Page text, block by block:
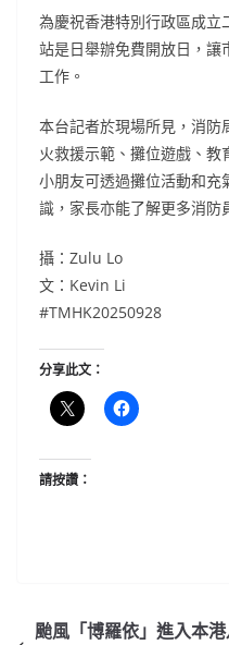
為慶祝香港特別行政區成立
站是日舉辦免費開放日，讓
工作。
本台記者於現場所見，消防
火救援示範、攤位遊戲、教
小朋友可透過攤位活動和充
識，家長亦能了解更多消防
攝：Zulu Lo
文：Kevin Li
#TMHK20250928
分享此文：
請按讚：
颱風「博羅依」進入本